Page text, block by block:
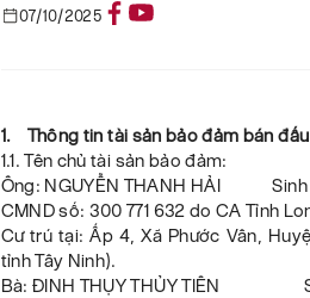
07/10/2025
1. Thông tin tài sản bảo đảm bán
1.1. Tên chủ tài sản bảo đảm:
Ông: NGUYỄN THANH HẢI Sinh
CMND số: 300 771 632 do CA Tỉnh
Cư trú tại: Ấp 4, Xã Phước Vân,
tỉnh Tây Ninh).
Bà: ĐINH THỤY THỦY TIÊN